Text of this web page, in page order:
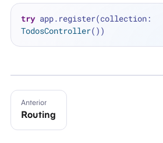
try
TodosController
Anterior
Routing